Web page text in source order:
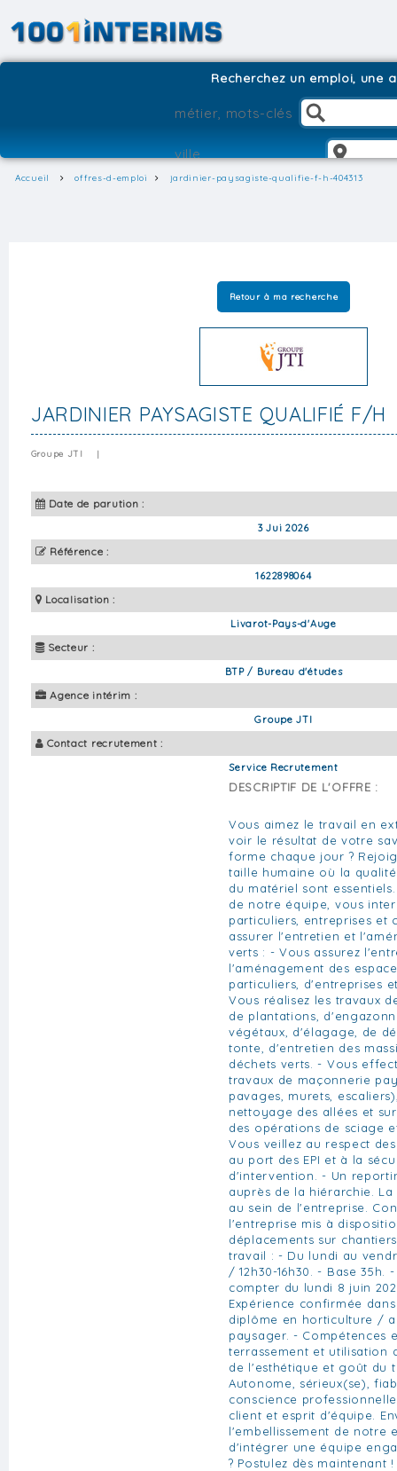
Recherchez un emploi, une
Accueil offres-d-emploi jardinier-paysagiste-qualifie-f-h-404313
Retour à ma recherche
JARDINIER PAYSAGISTE QUALIFIÉ F/H
Groupe JTI |
Date de parution :
3 Jui 2026
Référence :
1622898064
Localisation :
Livarot-Pays-d'Auge
Secteur :
BTP / Bureau d'études
Agence intérim :
Groupe JTI
Contact recrutement :
Service Recrutement
DESCRIPTIF DE L'OFFRE :
Vous aimez le travail en
voir le résultat de votre
forme chaque jour ?
taille humaine où la
du matériel sont
de notre équipe, vous
particuliers, entreprises et
assurer l'entretien et
verts : - Vous assurez
l'aménagement des
particuliers, d'entreprises
Vous réalisez les travaux
de plantations,
végétaux, d'élagage, de
tonte, d'entretien des
déchets verts. - Vous
travaux de maçonnerie
pavages, murets,
nettoyage des allées et
des opérations de sciage
Vous veillez au respect
au port des EPI et à la
d'intervention. - Un
auprès de la hiérarchie.
au sein de l'entreprise.
l'entreprise mis à
déplacements sur
travail : - Du lundi au
/ 12h30-16h30. - Base
compter du lundi 8 juin
Expérience confirmée
diplôme en horticulture /
paysager. - Compétences
terrassement et utilisation
de l'esthétique et goût du
Autonome, sérieux(se),
conscience
client et esprit d'équipe.
l'embellissement de notre
d'intégrer une équipe
? Postulez dès maintenant !